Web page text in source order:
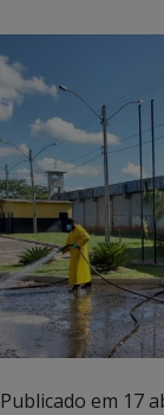
Publicado em 17